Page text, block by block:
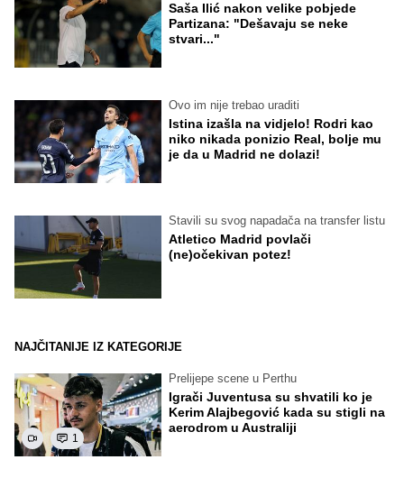
Saša Ilić nakon velike pobjede
Partizana: "Dešavaju se neke
stvari..."
Ovo im nije trebao uraditi
Istina izašla na vidjelo! Rodri kao
niko nikada ponizio Real, bolje mu
je da u Madrid ne dolazi!
Stavili su svog napadača na transfer listu
Atletico Madrid povlači
(ne)očekivan potez!
NAJČITANIJE IZ KATEGORIJE
1
Prelijepe scene u Perthu
Igrači Juventusa su shvatili ko je
Kerim Alajbegović kada su stigli na
aerodrom u Australiji